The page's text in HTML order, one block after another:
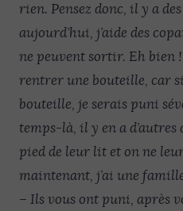
rien. Pensez donc, il y a
aujourd’hui, j’aide des
ne peuvent sortir. Eh bien
rentrer une bouteille, car
bouteille, je serais puni
temps-là, il y en a
pied de leur lit et on ne
maintenant, j’ai une
– Ils vous ont puni, après